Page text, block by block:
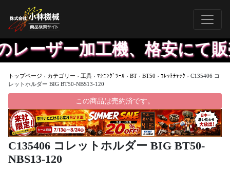
加工機、格安にて販売し
トップページ › カテゴリー › 工具 › ﾏｼﾆﾝｸﾞﾂｰﾙ › BT › BT50 › ｺﾚｯﾄﾁｬｯｸ › C135406 コ
レットホルダー BIG BT50-NBS13-120
この商品は売約済です。
C135406 コレットホルダー BIG BT50-
NBS13-120